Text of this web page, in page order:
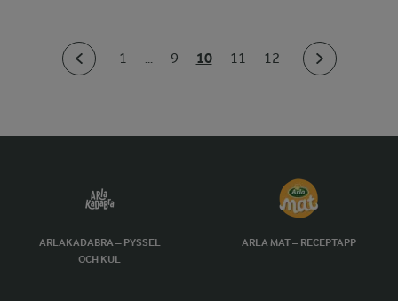
1 ... 9 10 11 12
ARLAKADABRA – PYSSEL
OCH KUL
ARLA MAT – RECEPTAPP